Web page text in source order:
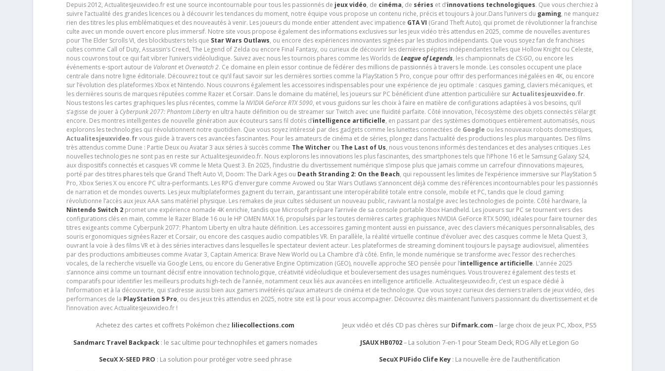
Depuis 2012, Actualitesjeuxvideo.fr est une source incontournable pour tous les passionnés de jeux vidéo, de cinéma,de séries et d’innovations technologiques. Que vous cherchiez à
suivre l’actualité des grandes licences ou à découvrir les tendances du moment, notre équipe vous propose un contenu riche, précis et toujours à jour.Dans l’univers du gaming, ne manquez
rien des titres les plus emblématiques et des nouveautés à venir. Les joueurs du monde entier attendent avec impatience GTA VI (Grand Theft Auto), qui promet de révolutionner la franchise
culte avec un monde ouvert encore plus immersif. Notre site vous propose également des informations exclusives sur les jeux vidéo très attendus en 2025, comme de nouvelles aventures
pour The Elder Scrolls VI, des blockbusters tels que Star Wars Outlaws, ou encore des expériences innovantes signées par les studios indépendants. Que vous soyez fan de franchises
cultes comme Call of Duty, Assassin’s Creed, The Legend of Zelda ou encore Final Fantasy, ou curieux de découvrir les dernières pépites indépendantes telles que Hollow Knight ou Celeste,
nous couvrons tout ce qui fait vibrer l’univers vidéoludique. Suivez avec nous les tournois phares comme les Worlds de League of Legends, les championnats de CS:GO, ou encore les
événements e-sport autour de Valorantet Overwatch 2. Ce domaine en plein essor continue de fédérer des millions de passionnés à travers le monde. Les consoles occupent une place
centrale dans notre ligne éditoriale. Découvrez tout ce qu’il faut savoir sur les dernières sorties comme la PlayStation 5 Pro, conçue pour offrir des performances inégalées en 4K, ou encore
sur l’évolution des plateformes Xbox et Nintendo. Nous couvrons également les accessoires indispensables pour une expérience de jeu optimale : casques gaming, claviers mécaniques, et
les dernières souris de marques réputées comme Razer et Corsair. Dans le domaine du matériel, les joueurs sur PC bénéficient d’une attention particulière surActualitesjeuxvideo.fr.
Nous testons les cartes graphiques les plus récentes, comme la NVIDIA GeForce RTX 5090, et vous guidons sur les choix à faire en matière de configurations adaptées à vos besoins, qu’il
s’agisse de jouer à Cyberpunk 2077: Phantom Libertyen ultra haute définition ou de streamer sur Twitch avec une fluidité parfaite. Côté innovation, l’écosystème des objets connectés s’élargit
encore. Des montres intelligentes de nouvelle génération aux écouteurs sans fil dotés d’intelligence artificielle, en passant par des systèmes domotiques entièrement automatisés, nous
explorons les technologies qui révolutionnent notre quotidien. Que vous soyez intéressé par des gadgets comme les lunettes connectées de Google ou les nouveaux robots domestiques,
Actualitesjeuxvideo.frvous guide à travers ces avancées fascinantes. Pour les amateurs de cinéma et de séries, plongez dans l’actualité des productions les plus marquantes. Des films
très attendus comme Dune : Partie Deux ou Avatar 3 aux séries à succès comme The Witcherou The Last of Us, nous vous tenons informés des tendances et des analyses critiques .Les
nouvelles technologies ne sont pas en reste sur Actualitesjeuxvideo.fr. Nous explorons les innovations les plus fascinantes, des smartphones tels que l’iPhone 16 et le Samsung Galaxy S24,
aux dispositifs connectés et casques VR comme le Meta Quest 3. En 2025, l’industrie du divertissement numérique s’impose plus que jamais comme un carrefour d’innovations majeures,
porté par des titres phares tels que Grand Theft Auto VI, Doom: The Dark Ages ou Death Stranding 2: On the Beach, qui repoussent les limites de l’expérience immersive sur PlayStation 5
Pro, Xbox Series X ou encore PC ultra-performants. Les RPG d’envergure comme Avowed ou Star Wars Outlaws s’annoncent déjà comme des références incontournables pour les passionnés
de narration et de mondes ouverts. Les jeux multiplateformes gagnent du terrain, garantissant une interopérabilité totale entre console, mobile et PC, tandis que le cloud gaming
révolutionne l’accès aux jeux AAA sans matériel physique. Les remakes de jeux cultes séduisent un nouveau public, ravivant la nostalgie avec les technologies de pointe. Côté hardware, la
Nintendo Switch 2promet une expérience nomade 4K enrichie, tandis que Microsoft prépare l’arrivée de sa console portable Xbox Handheld. Les joueurs sur PC se tournent vers des
configurations clés en main, comme le Razer Blade 16 ou le HP OMEN MAX 16, propulsés par les toutes dernières cartes graphiques NVIDIA GeForce RTX 5090, idéales pour faire tourner des
titres exigeants comme Cyberpunk 2077: Phantom Liberty en ultra haute définition. Les accessoires gaming montent aussi en puissance, avec des claviers mécaniques personnalisables, des
souris ergonomiques signées Razer et Corsair, ou encore des casques audio compatibles VR. En parallèle, la réalité virtuelle continue d’évoluer avec des casques comme le Meta Quest 3,
ouvrant la voie à des films VR et à des séries interactives dans lesquelles le spectateur devient acteur. Les plateformes de streaming dominent toujours le paysage audiovisuel, alimentées
par des productions ambitieuses comme Avatar 3, Captain America: Brave New World ou La Chambre d’à côté. Enfin, le monde numérique se transforme avec l’essor des recherches
vocales, de la recherche visuelle via Google Lens, ou encore du Generative Engine Optimization (GEO), nouvelle approche SEO pensée pour l’intelligence artificielle. L’année 2025
s’annonce ainsi comme un tournant décisif entre innovation technologique, créativité vidéoludique et bouleversement des usages numériques. Vous trouverez également des tests et
comparatifs pour identifier les meilleurs produits high-tech de l’année, notamment ceux liés aux avancées en intelligence artificielle. Actualitesjeuxvideo.fr, c’est un espace dédié à
l’information et à la découverte, qui s’adresse aussi bien aux gamers invétérés qu’aux amateurs de cinéma et de technologie. Que vous soyez curieux des derniers trailers de jeux vidéo, des
performances de la PlayStation 5 Pro, ou des jeux très attendus en 2025, notre site est là pour vous accompagner. Découvrez dès maintenant l’univers passionnant du divertissement et de
l’innovation avec Actualitesjeuxvideo.fr !
Achetez des cartes et coffrets Pokémon chez liliecollections.com
Sandmarc Travel Backpack: le sac ultime pour technophiles et gamers nomades
SecuX X-SEED PRO : La solution pour protéger votre seed phrase
Jeux vidéo et clés CD pas chères sur Difmark.com – large choix de jeux PC, Xbox, PS5
JSAUX HB0702– La solution 7-en-1 pour Steam Deck, ROG Ally et Legion Go
SecuX PUFido Clife Key : La nouvelle ère de l’authentification